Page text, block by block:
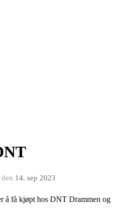
den 14. sep 2023
å få kjøpt hos DNT Drammen og